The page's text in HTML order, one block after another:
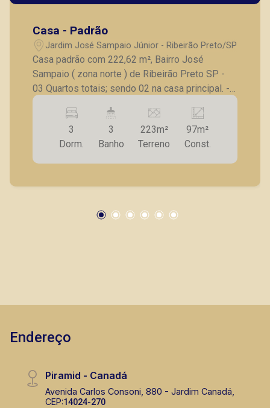
Casa - Padrão
Jardim José Sampaio Júnior - Ribeirão Preto/SP
Casa padrão com 222,62 m², Bairro José
Sampaio ( zona norte ) de Ribeirão Preto SP -
03 Quartos totais; sendo 02 na casa principal. -
01 suíte com copa na frente; - Sala de tv; -
Cozinha; - Banheiro social e de serviço; -
lavanderia; - Entrada individuais; - 04 vagas de
garagem. A Piramid tem como objetivo atender
seus clientes com agilidade e segurança, em
mesmo nos principais lançamentos da cidade
3
Dorm.
3
Banho
223m²
Terreno
97m²
Const.
Endereço
Piramid - Canadá
Avenida Carlos Consoni, 880 - Jardim Canadá,
CEP:14024-270